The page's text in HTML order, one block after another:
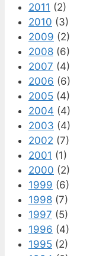
2011 (2)
2010 (3)
2009 (2)
2008 (6)
2007 (4)
2006 (6)
2005 (4)
2004 (4)
2003 (4)
2002 (7)
2001 (1)
2000 (2)
1999 (6)
1998 (7)
1997 (5)
1996 (4)
1995 (2)